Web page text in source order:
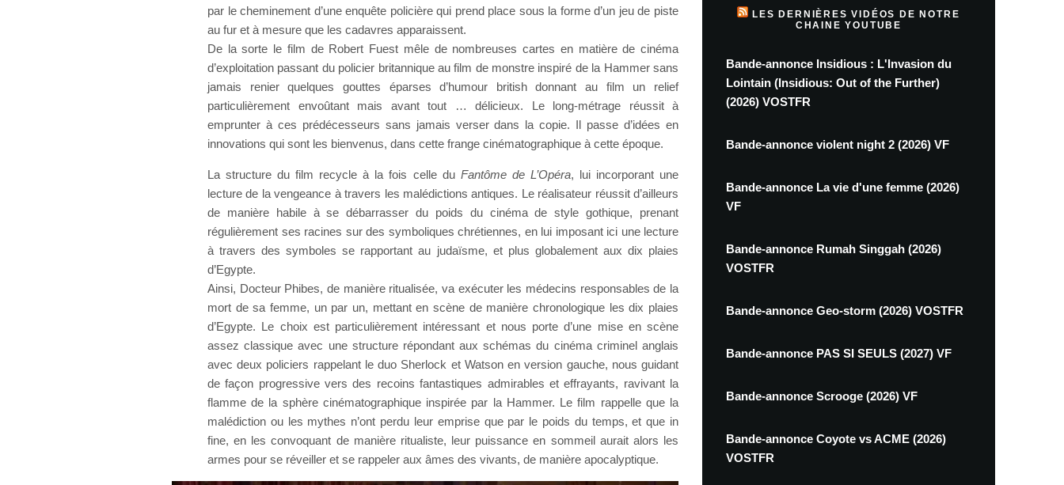
par le cheminement d’une enquête policière qui prend place sous la forme d’un jeu de piste
au fur et à mesure que les cadavres apparaissent.
De la sorte le film de Robert Fuest mêle de nombreuses cartes en matière de cinéma
d’exploitation passant du policier britannique au film de monstre inspiré de la Hammer sans
jamais renier quelques gouttes éparses d’humour british donnant au film un relief
particulièrement envoûtant mais avant tout … délicieux. Le long-métrage réussit à
emprunter à ces prédécesseurs sans jamais verser dans la copie. Il passe d’idées en
innovations qui sont les bienvenus, dans cette frange cinématographique à cette époque.
La structure du film recycle à la fois celle duFantôme de L’Opéra, lui incorporant une
lecture de la vengeance à travers les malédictions antiques. Le réalisateur réussit d’ailleurs
de manière habile à se débarrasser du poids du cinéma de style gothique, prenant
régulièrement ses racines sur des symboliques chrétiennes, en lui imposant ici une lecture
à travers des symboles se rapportant au judaïsme, et plus globalement aux dix plaies
d’Egypte.
Ainsi, Docteur Phibes, de manière ritualisée, va exécuter les médecins responsables de la
mort de sa femme, un par un, mettant en scène de manière chronologique les dix plaies
d’Egypte. Le choix est particulièrement intéressant et nous porte d’une mise en scène
assez classique avec une structure répondant aux schémas du cinéma criminel anglais
avec deux policiers rappelant le duo Sherlock et Watson en version gauche, nous guidant
de façon progressive vers des recoins fantastiques admirables et effrayants, ravivant la
flamme de la sphère cinématographique inspirée par la Hammer. Le film rappelle que la
malédiction ou les mythes n’ont perdu leur emprise que par le poids du temps, et que in
fine, en les convoquant de manière ritualiste, leur puissance en sommeil aurait alors les
armes pour se réveiller et se rappeler aux âmes des vivants, de manière apocalyptique.
LES DERNIÈRES VIDÉOS DE NOTRE
CHAINE YOUTUBE
Bande-annonce Insidious : L'Invasion du
Lointain (Insidious: Out of the Further)
(2026) VOSTFR
Bande-annonce violent night 2 (2026) VF
Bande-annonce La vie d'une femme (2026)
VF
Bande-annonce Rumah Singgah (2026)
VOSTFR
Bande-annonce Geo-storm (2026) VOSTFR
Bande-annonce PAS SI SEULS (2027) VF
Bande-annonce Scrooge (2026) VF
Bande-annonce Coyote vs ACME (2026)
VOSTFR